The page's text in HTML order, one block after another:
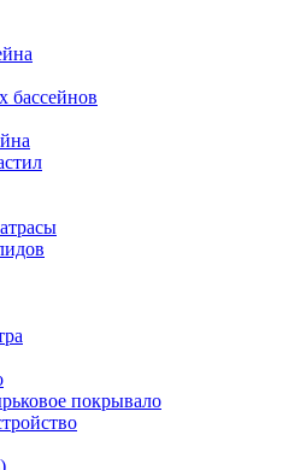
бассейнов
покрывало